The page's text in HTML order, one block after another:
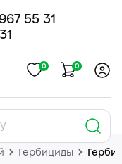
55 31
0 0
Гербициды